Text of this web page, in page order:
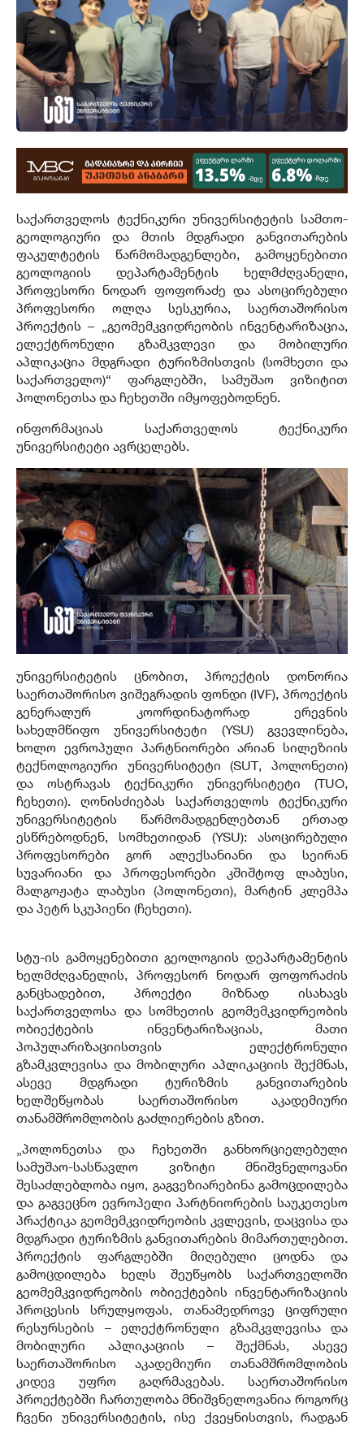
საქართველოს ტექნიკური უნივერსიტეტის სამთო-
გეოლოგიური და მთის მდგრადი განვითარების
ფაკულტეტის წარმომადგენლები, გამოყენებითი
გეოლოგიის დეპარტამენტის ხელმძღვანელი,
პროფესორი ნოდარ ფოფორაძე და ასოცირებული
პროფესორი ოლღა სესკურია, საერთაშორისო
პროექტის – „გეომემკვიდრეობის ინვენტარიზაცია,
ელექტრონული გზამკვლევი და მობილური
აპლიკაცია მდგრადი ტურიზმისთვის (სომხეთი და
საქართველო)“ ფარგლებში, სამუშაო ვიზიტით
პოლონეთსა და ჩეხეთში იმყოფებოდნენ.
ინფორმაციას საქართველოს ტექნიკური
უნივერსიტეტი ავრცელებს.
უნივერსიტეტის ცნობით, პროექტის დონორია
საერთაშორისო ვიშეგრადის ფონდი (IVF), პროექტის
გენერალურ კოორდინატორად ერევნის
სახელმწიფო უნივერსიტეტი (YSU) გვევლინება,
ხოლო ევროპული პარტნიორები არიან სილეზიის
ტექნოლოგიური უნივერსიტეტი (SUT, პოლონეთი)
და ოსტრავას ტექნიკური უნივერსიტეტი (TUO,
ჩეხეთი). ღონისძიებას საქართველოს ტექნიკური
უნივერსიტეტის წარმომადგენლებთან ერთად
ესწრებოდნენ, სომხეთიდან (YSU): ასოცირებული
პროფესორები გორ ალექსანიანი და სეირან
სუვარიანი და პროფესორები კშიშტოფ ლაბუსი,
მალგოჟატა ლაბუსი (პოლონეთი), მარტინ კლემპა
და პეტრ სკუპიენი (ჩეხეთი).
სტუ-ის გამოყენებითი გეოლოგიის დეპარტამენტის
ხელმძღვანელის, პროფესორ ნოდარ ფოფორაძის
განცხადებით, პროექტი მიზნად ისახავს
საქართველოსა და სომხეთის გეომემკვიდრეობის
ობიექტების ინვენტარიზაციას, მათი
პოპულარიზაციისთვის ელექტრონული
გზამკვლევისა და მობილური აპლიკაციის შექმნას,
ასევე მდგრადი ტურიზმის განვითარების
ხელშეწყობას საერთაშორისო აკადემიური
თანამშრომლობის გაძლიერების გზით.
„პოლონეთსა და ჩეხეთში განხორციელებული
სამუშაო-სასწავლო ვიზიტი მნიშვნელოვანი
შესაძლებლობა იყო, გაგვეზიარებინა გამოცდილება
და გაგვეცნო ევროპელი პარტნიორების საუკეთესო
პრაქტიკა გეომემკვიდრეობის კვლევის, დაცვისა და
მდგრადი ტურიზმის განვითარების მიმართულებით.
პროექტის ფარგლებში მიღებული ცოდნა და
გამოცდილება ხელს შეუწყობს საქართველოში
გეომემკვიდრეობის ობიექტების ინვენტარიზაციის
პროცესის სრულყოფას, თანამედროვე ციფრული
რესურსების – ელექტრონული გზამკვლევისა და
მობილური აპლიკაციის – შექმნას, ასევე
საერთაშორისო აკადემიური თანამშრომლობის
კიდევ უფრო გაღრმავებას. საერთაშორისო
პროექტებში ჩართულობა მნიშვნელოვანია როგორც
ჩვენი უნივერსიტეტის, ისე ქვეყნისთვის, რადგან